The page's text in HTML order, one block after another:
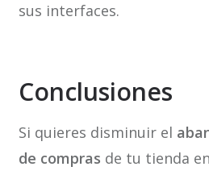
sus interfaces.
Conclusiones
Si quieres disminuir el
de compras de tu tienda